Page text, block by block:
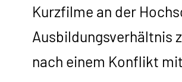
Kurzfilme an der
Ausbildungsverhältnis
nach einem Konflikt